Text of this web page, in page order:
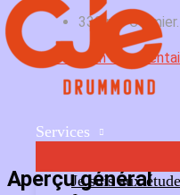
Services
Je suis aux
330 rue
Ajouter un
Aperçu général